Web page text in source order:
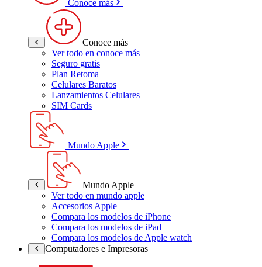
Conoce más
Conoce más
Ver todo en conoce más
Seguro gratis
Plan Retoma
Celulares Baratos
Lanzamientos Celulares
SIM Cards
Mundo Apple
Mundo Apple
Ver todo en mundo apple
Accesorios Apple
Compara los modelos de iPhone
Compara los modelos de iPad
Compara los modelos de Apple watch
Computadores e Impresoras